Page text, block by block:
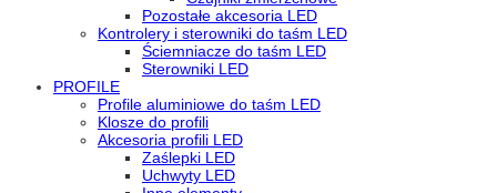
Pozostałe akcesoria LED
Kontrolery i sterowniki do taśm LED
Ściemniacze do taśm LED
Sterowniki LED
PROFILE
Profile aluminiowe do taśm LED
Klosze do profili
Akcesoria profili LED
Zaślepki LED
Uchwyty LED